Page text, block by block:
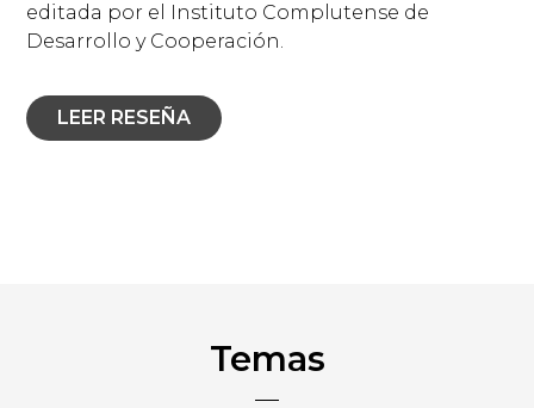
editada por el Instituto Complutense de
Desarrollo y Cooperación.
LEER RESEÑA
Temas